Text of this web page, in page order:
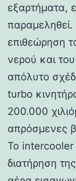
εξαρτήματα,
παραμεληθεί.
επιθεώρηση
νερού και
απόλυτο
turbo
200.000
απρόσμενες
Το intercooler
διατήρηση